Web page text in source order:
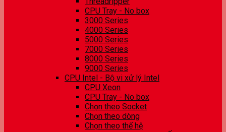
CPU Tray - No box
3000 Series
4000 Series
5000 Series
7000 Series
8000 Series
9000 Series
CPU Intel - Bộ vi xử lý Intel
CPU Xeon
CPU Tray - No box
Chọn theo Socket
Chọn theo dòng
Chọn theo thế hệ